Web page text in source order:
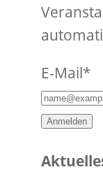
E-Mail*
Anmelden